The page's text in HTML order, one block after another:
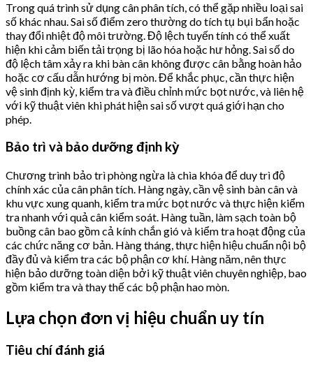
Trong quá trình sử dụng cân phân tích, có thể gặp nhiều loại sai
số khác nhau. Sai số điểm zero thường do tích tụ bụi bẩn hoặc
thay đổi nhiệt độ môi trường. Độ lệch tuyến tính có thể xuất
hiện khi cảm biến tải trọng bị lão hóa hoặc hư hỏng. Sai số do
độ lệch tâm xảy ra khi bàn cân không được cân bằng hoàn hảo
hoặc cơ cấu dẫn hướng bị mòn. Để khắc phục, cần thực hiện
vệ sinh định kỳ, kiểm tra và điều chỉnh mức bọt nước, và liên hệ
với kỹ thuật viên khi phát hiện sai số vượt quá giới hạn cho
phép.
Bảo trì và bảo dưỡng định kỳ
Chương trình bảo trì phòng ngừa là chìa khóa để duy trì độ
chính xác của cân phân tích. Hàng ngày, cần vệ sinh bàn cân và
khu vực xung quanh, kiểm tra mức bọt nước và thực hiện kiểm
tra nhanh với quả cân kiểm soát. Hàng tuần, làm sạch toàn bộ
buồng cân bao gồm cả kính chắn gió và kiểm tra hoạt động của
các chức năng cơ bản. Hàng tháng, thực hiện hiệu chuẩn nội bộ
đầy đủ và kiểm tra các bộ phận cơ khí. Hàng năm, nên thực
hiện bảo dưỡng toàn diện bởi kỹ thuật viên chuyên nghiệp, bao
gồm kiểm tra và thay thế các bộ phận hao mòn.
Lựa chọn đơn vị hiệu chuẩn uy tín
Tiêu chí đánh giá